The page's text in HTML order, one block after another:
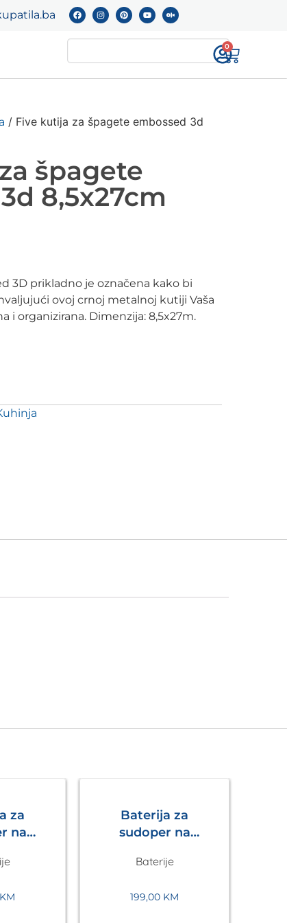
0
/ Five kutija za špagete embossed 3d
špagete
8,5x27cm
3D prikladno je označena kako bi
ovoj crnoj metalnoj kutiji Vaša
i organizirana. Dimenzija: 8,5x27m.
za
na
KM
Baterija za
sudoper na
Tamno Siva
Baterije
199,00 KM